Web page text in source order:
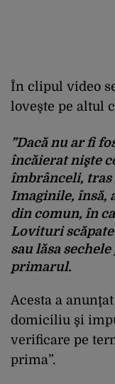
În clipul video
loveşte pe altul
”Dacă nu ar fi
încăierat nişte
îmbrânceli, tras
Imaginile, însă,
din comun, în
Lovituri
sau lăsa sechele
primarul.
Acesta a
domiciliu şi
verificare pe
prima”.